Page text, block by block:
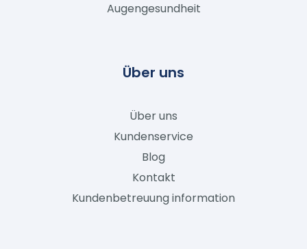
Augengesundheit
Über uns
Über uns
Kundenservice
Blog
Kontakt
Kundenbetreuung information